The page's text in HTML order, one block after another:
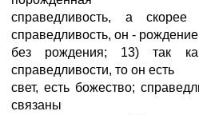
справедливость, а скорее
справедливость, он - рождение
без рождения; 13) так
справедливости, то он есть
свет, есть божество;
связаны